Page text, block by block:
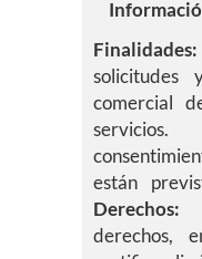
Finalidades:
solicitudes
comercial
están
Derechos:
derechos,